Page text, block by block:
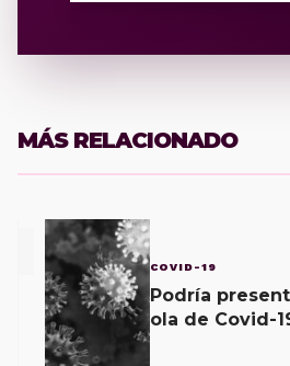
MÁS RELACIONADO
COVID-19
Podría
ola de Covid-